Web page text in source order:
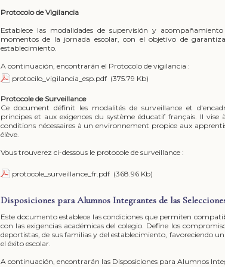
Protocolo de Vigilancia
Establece las modalidades de supervisión y
momentos de la jornada escolar, con el objetivo de
establecimiento.
A continuación, encontrarán el Protocolo de vigilancia :
protocilo_vigilancia_esp.pdf (375.79 Kb)
Protocole de Surveillance
Ce document définit les modalités de surveillance et
principes et aux exigences du système éducatif français. Il
conditions nécessaires à un environnement propice aux
élève.
Vous trouverez ci-dessous le protocole de surveillance :
protocole_surveillance_fr.pdf (368.96 Kb)
Disposiciones para Alumnos Integrantes de las
Este documento establece las condiciones que permiten
con las exigencias académicas del colegio. Define los
deportistas, de sus familias y del establecimiento, favoreciendo
el éxito escolar.
A continuación, encontrarán las Disposiciones para Alumnos